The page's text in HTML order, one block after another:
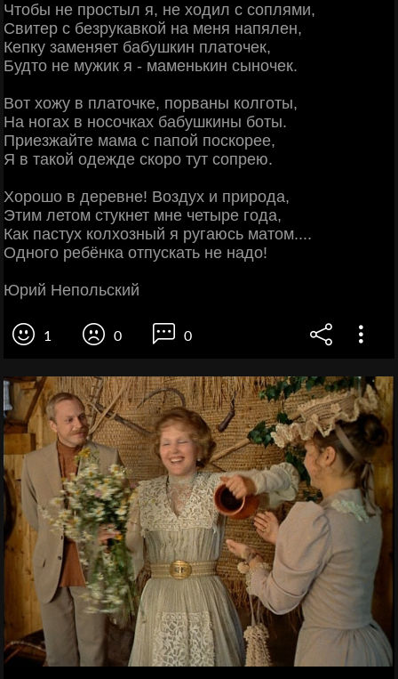
Чтобы не простыл я, не ходил с соплями,
Свитер с безрукавкой на меня напялен,
Кепку заменяет бабушкин платочек,
Будто не мужик я - маменькин сыночек.
Вот хожу в платочке, порваны колготы,
На ногах в носочках бабушкины боты.
Приезжайте мама с папой поскорее,
Я в такой одежде скоро тут сопрею.
Хорошо в деревне! Воздух и природа,
Этим летом стукнет мне четыре года,
Как пастух колхозный я ругаюсь матом....
Одного ребёнка отпускать не надо!
Юрий Непольский
1 0 0